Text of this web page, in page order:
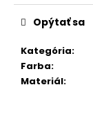
cena:
Kategória:
Farba:
Materiál:
Opýtať sa
e